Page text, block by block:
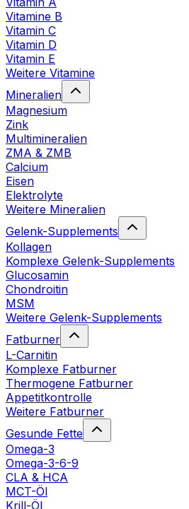
Vitamine B
Vitamin C
Vitamin D
Vitamin E
Weitere Vitamine
Mineralien
Magnesium
Zink
Multimineralien
ZMA & ZMB
Calcium
Eisen
Elektrolyte
Weitere Mineralien
Gelenk-Supplements
Kollagen
Komplexe Gelenk-Supplements
Glucosamin
Chondroitin
MSM
Weitere Gelenk-Supplements
Fatburner
L-Carnitin
Komplexe Fatburner
Thermogene Fatburner
Appetitkontrolle
Weitere Fatburner
Gesunde Fette
Omega-3
Omega-3-6-9
CLA & HCA
MCT-Öl
Krill-Öl